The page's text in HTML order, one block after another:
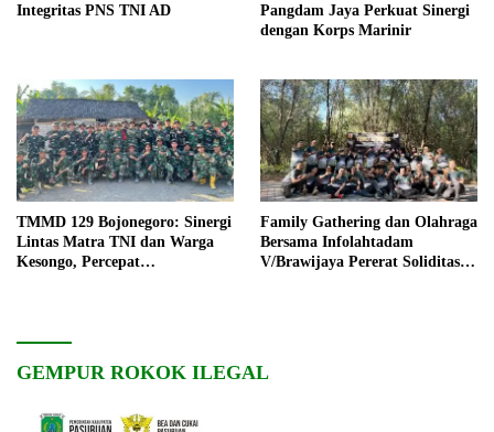
Integritas PNS TNI AD
Pangdam Jaya Perkuat Sinergi
dengan Korps Marinir
TMMD 129 Bojonegoro: Sinergi
Lintas Matra TNI dan Warga
Kesongo, Percepat
Family Gathering dan Olahraga
Bersama Infolahtadam
V/Brawijaya Pererat Soliditas
GEMPUR ROKOK ILEGAL